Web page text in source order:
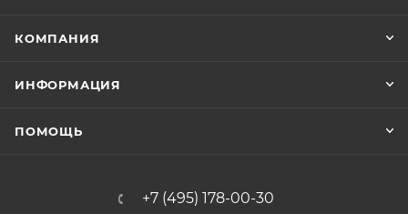
КОМПАНИЯ
ИНФОРМАЦИЯ
ПОМОЩЬ
+7 (495) 178-00-30